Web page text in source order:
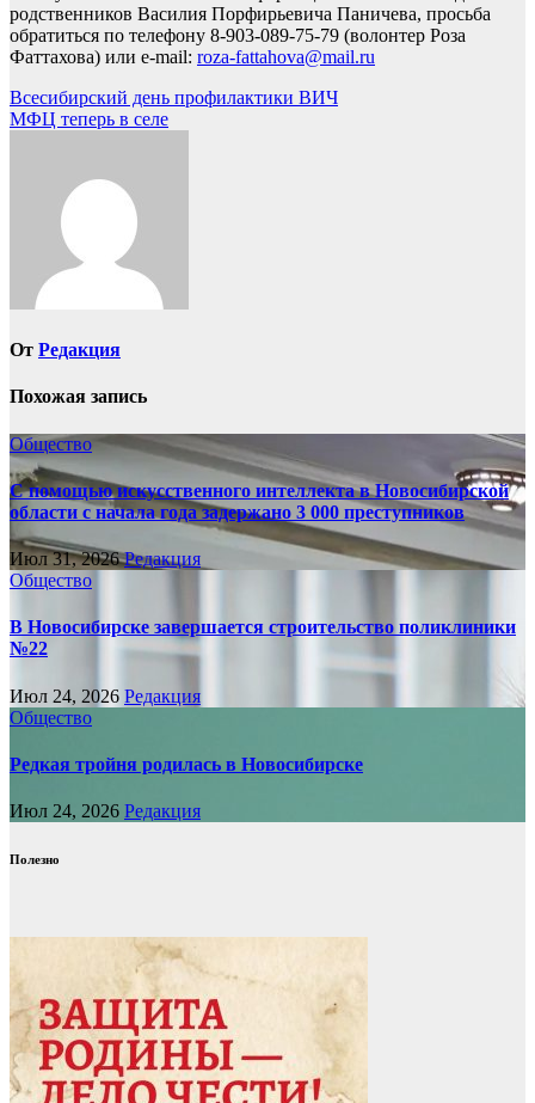
родственников Василия Порфирьевича Паничева, просьба
обратиться по телефону 8-903-089-75-79 (волонтер Роза
Фаттахова) или e-mail: roza-fattahova@mail.ru
Навигация
по
Всесибирский день профилактики ВИЧ
МФЦ теперь в селе
От Редакция
Похожая запись
Общество
С помощью искусственного интеллекта в Новосибирской
области с начала года задержано 3 000 преступников
Июл 31, 2026Редакция
Общество
В Новосибирске завершается строительство поликлиники
№22
Июл 24, 2026 Редакция
Общество
Редкая тройня родилась в Новосибирске
Июл 24, 2026 Редакция
Полезно